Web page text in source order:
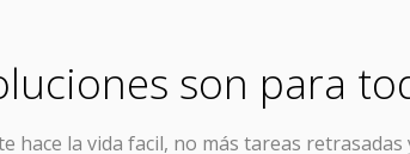
son para
hace la vida facil, no más tareas